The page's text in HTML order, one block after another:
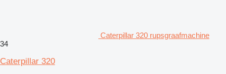
Caterpillar 320 rupsgraafmachine
34
Caterpillar 320